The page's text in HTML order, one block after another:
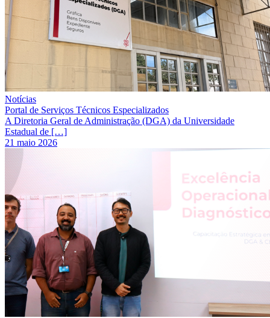
Notícias
Portal de Serviços Técnicos Especializados
A Diretoria Geral de Administração (DGA) da Universidade
Estadual de […]
21 maio 2026